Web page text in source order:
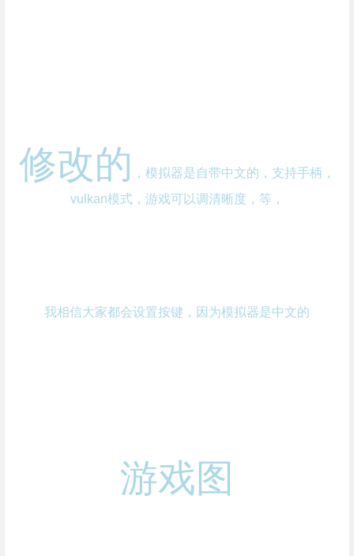
修改的
，模拟器是自带中文的，支持手柄，
vulkan模式，游戏可以调清晰度，等，
我相信大家都会设置按键，因为模拟器是中文的
游戏图